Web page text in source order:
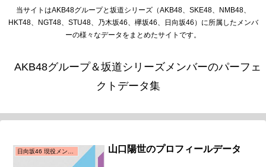
当サイトはAKB48グループと坂道シリーズ（AKB48、SKE48、NMB48、
HKT48、NGT48、STU48、乃木坂46、欅坂46、日向坂46）に所属したメンバ
ーの様々なデータをまとめたサイトです。
AKB48グループ＆坂道シリーズメンバーのパーフェ
クトデータ集
山口陽世のプロフィールデータ